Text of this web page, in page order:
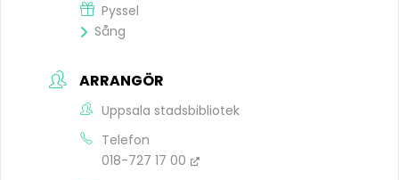
Pyssel
Sång
ARRANGÖR
Uppsala stadsbibliotek
Telefon
018-727 17 00